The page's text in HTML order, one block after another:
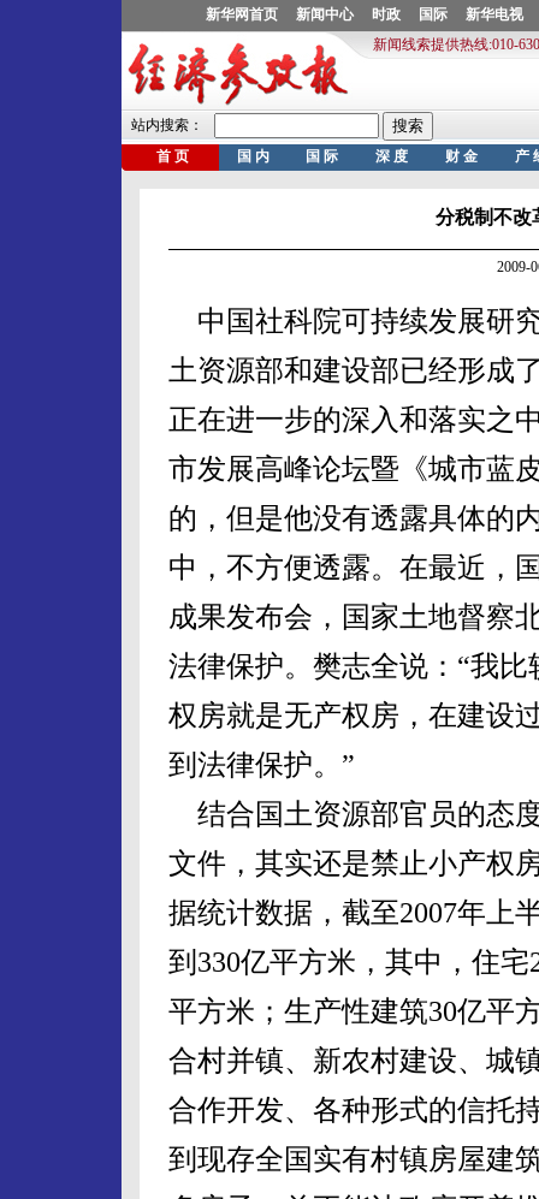
分税制不改
2009-
中国社科院可持续发展研
土资源部和建设部已经形成
正在进一步的深入和落实之
市发展高峰论坛暨《城市蓝
的，但是他没有透露具体的
中，不方便透露。在最近，
成果发布会，国家土地督察
法律保护。樊志全说：“我
权房就是无产权房，在建设
到法律保护。”
结合国土资源部官员的态
文件，其实还是禁止小产权
据统计数据，截至2007年上
到330亿平方米，其中，住
平方米；生产性建筑30亿平
合村并镇、新农村建设、城
合作开发、各种形式的信托
到现存全国实有村镇房屋建